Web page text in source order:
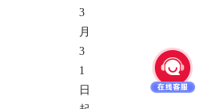
3
月
3
1
日